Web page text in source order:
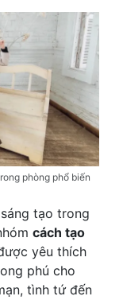
phòng phổ biến
tạo trong
cách tạo
yêu thích
phú cho
tình tứ đến